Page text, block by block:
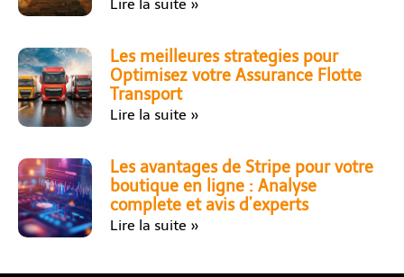
Lire la suite »
Les meilleures strategies pour
Optimisez votre Assurance Flotte
Transport
Lire la suite »
Les avantages de Stripe pour votre
boutique en ligne : Analyse
complete et avis d’experts
Lire la suite »